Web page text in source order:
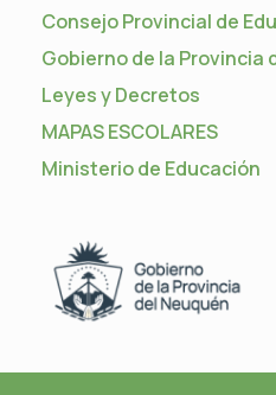
Consejo Provincial de
Gobierno de la Provincia
Leyes y Decretos
MAPAS ESCOLARES
Ministerio de Educación